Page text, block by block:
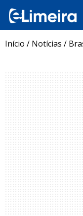
Início / Notícias /